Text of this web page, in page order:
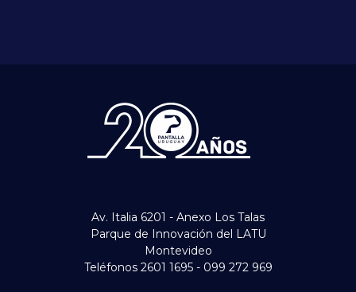
Av. Italia 6201 - Anexo Los Talas
Parque de Innovación del LATU
Montevideo
Teléfonos 2601 1695 - 099 272 969